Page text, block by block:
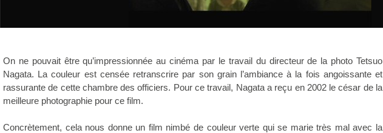
On ne pouvait être qu’impressionnée au cinéma par le travail du directeur de la photo Tetsuo
Nagata. La couleur est censée retranscrire par son grain l’ambiance à la fois angoissante et
rassurante de cette chambre des officiers. Pour ce travail, Nagata a reçu en 2002 le césar de la
meilleure photographie pour ce film.
Concrètement, cela nous donne un film nimbé de couleur verte qui se marie très mal avec la